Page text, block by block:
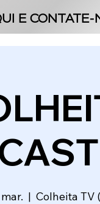
E CONTATE-
E CONTATE-
  |
Colheita TV